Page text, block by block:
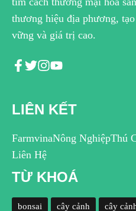
thương hiệu địa phương,
vững và giá trị cao.
LIÊN KẾT
FarmvinaNông NghiệpThú
Liên Hệ
TỪ KHOÁ
bonsai cây cảnh cây